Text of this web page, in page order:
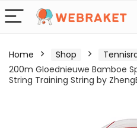
Home Shop
200m Gloednieuwe Bamboe
String Training String by